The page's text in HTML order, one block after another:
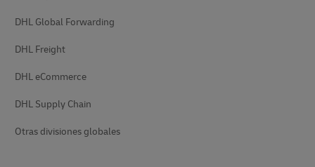
DHL Global Forwarding
DHL Freight
DHL eCommerce
DHL Supply Chain
Otras divisiones globales